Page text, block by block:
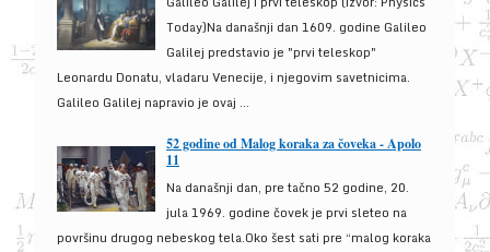
Today)Na današnji dan 1609. godine Galileo
Galilej predstavio je "prvi teleskop"
Leonardu Donatu, vladaru Venecije, i njegovim savetnicima.
Galileo Galilej napravio je ovaj ...
52 godine od Malog koraka za čoveka - Apolo
11
Na današnji dan, pre tačno 52 godine, 20.
jula 1969. godine čovek je prvi sleteo na
površinu drugog nebeskog tela.Oko šest sati pre “malog koraka